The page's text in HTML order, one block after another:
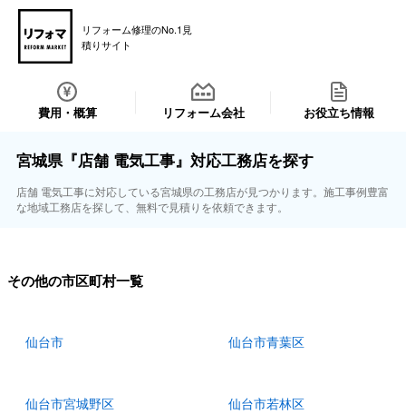
リフォーム修理のNo.1見
積りサイト
費用・概算 リフォーム会社 お役立ち情報
宮城県『店舗 電気工事』対応工務店を探す
店舗 電気工事に対応している宮城県の工務店が見つかります。施工事例豊富
な地域工務店を探して、無料で見積りを依頼できます。
その他の市区町村一覧
仙台市 仙台市青葉区
仙台市宮城野区 仙台市若林区